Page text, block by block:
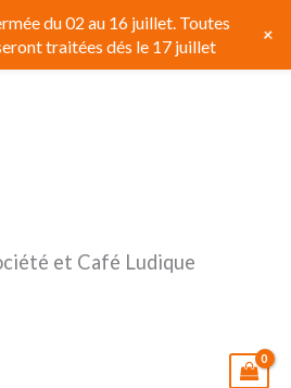
et Café Ludique
du 02 au 16 juillet. Toutes
traitées dés le 17 juillet
+